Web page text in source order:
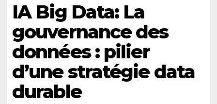
IA Big Data: La
gouvernance des
données : pilier
d’une stratégie data
durable